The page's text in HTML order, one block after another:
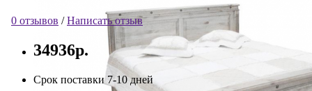
0 отзывов /Написать отзыв
34936р.
Срок поставки 7-10 дней